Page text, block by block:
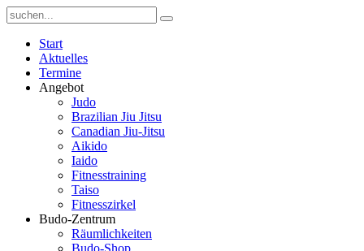
Start
Aktuelles
Termine
Angebot
Judo
Brazilian Jiu Jitsu
Canadian Jiu-Jitsu
Aikido
Iaido
Fitnesstraining
Taiso
Fitnesszirkel
Budo-Zentrum
Räumlichkeiten
Budo-Shop